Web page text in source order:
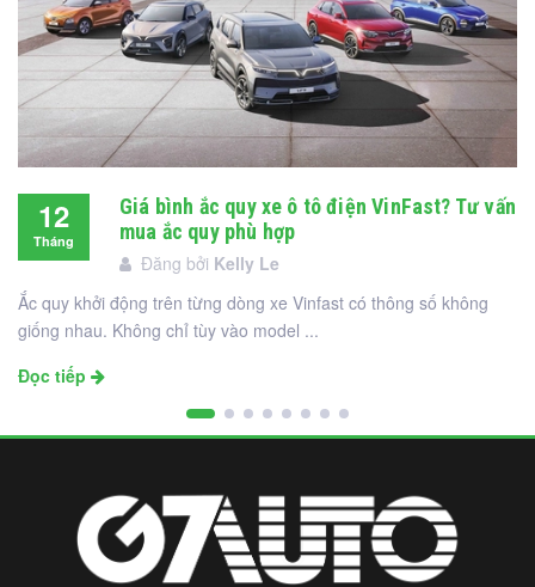
12
Tháng
Giá bình ắc quy xe ô tô điện VinFast? Tư vấn
mua ắc quy phù hợp
Đăng bởi Kelly Le
Ắc quy khởi động trên từng dòng xe Vinfast có thông số không
giống nhau. Không chỉ tùy vào model ...
Đọc tiếp